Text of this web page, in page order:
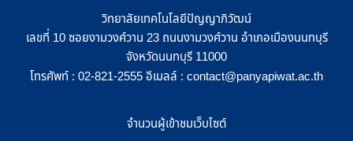
วิทยาลัยเทคโนโลยีปัญญาภิวัฒน์
เลขที่ 10 ซอยงามวงศ์วาน 23 ถนนงามวงศ์วาน อำเภอเมืองนนทบุรี
จังหวัดนนทบุรี 11000
โทรศัพท์ : 02-821-2555 อีเมลล์ : contact@panyapiwat.ac.th
จำนวนผู้เข้าชมเว็บไซต์